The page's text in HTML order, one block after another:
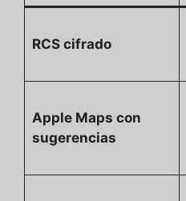
RCS cifrado
Apple Maps con
sugerencias